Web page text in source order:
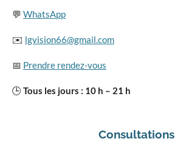
💬 WhatsApp
✉️ lgvision66@gmail.com
📅 Prendre rendez-vous
🕒 Tous les jours : 10 h – 21 h
Consultations